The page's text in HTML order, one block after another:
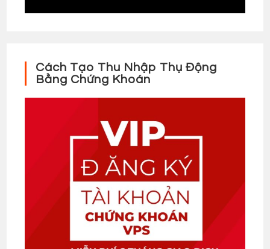
Cách Tạo Thu Nhập Thụ Động
Bằng Chứng Khoán